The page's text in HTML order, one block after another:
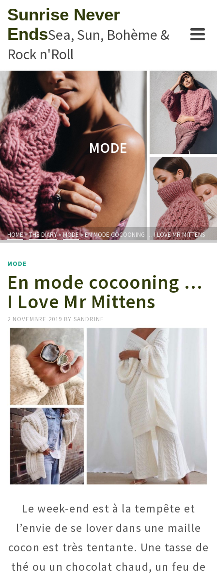
Sunrise Never
EndsSea, Sun, Bohème &
Rock n'Roll
MODE
HOME»THE DIARY»MODE»EN MODE COCOONING … I LOVE MR MITTENS
MODE
En mode cocooning …
I Love Mr Mittens
2 NOVEMBRE 2019 BY SANDRINE
Le week-end est à la tempête et
l’envie de se lover dans une maille
cocon est très tentante. Une tasse de
thé ou un chocolat chaud, un feu de